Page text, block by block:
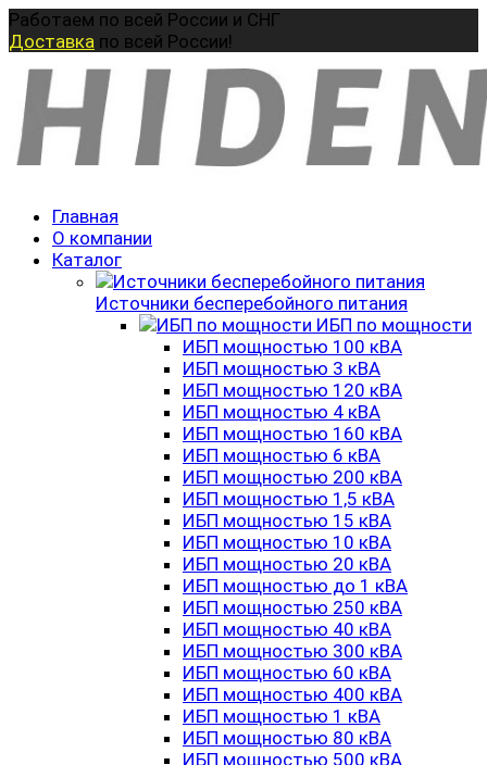
Перейти
к
Работаем по всей России и СНГ
Доставка по всей России!
Главная
О компании
Каталог
Источники бесперебойного питания
ИБП по мощности
ИБП мощностью 100 кВА
ИБП мощностью 3 кВА
ИБП мощностью 120 кВА
ИБП мощностью 4 кВА
ИБП мощностью 160 кВА
ИБП мощностью 6 кВА
ИБП мощностью 200 кВА
ИБП мощностью 1,5 кВА
ИБП мощностью 15 кВА
ИБП мощностью 10 кВА
ИБП мощностью 20 кВА
ИБП мощностью до 1 кВА
ИБП мощностью 250 кВА
ИБП мощностью 40 кВА
ИБП мощностью 300 кВА
ИБП мощностью 60 кВА
ИБП мощностью 400 кВА
ИБП мощностью 1 кВА
ИБП мощностью 80 кВА
ИБП мощностью 500 кВА